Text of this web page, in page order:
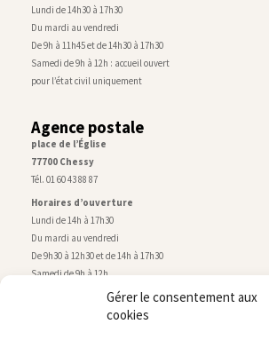
Gérer le consentement aux
cookies
Lundi de 14h30 à 17h30
Du mardi au vendredi
De 9h à 11h45 et de 14h30 à 17h30
Samedi de 9h à 12h : accueil ouvert
pour l’état civil uniquement
Agence postale
place de l’Église
77700 Chessy
Tél. 01 60 43 88 87
Horaires d’ouverture
Lundi de 14h à 17h30
Du mardi au vendredi
De 9h30 à 12h30 et de 14h à 17h30
Samedi de 9h à 12h
Service technique